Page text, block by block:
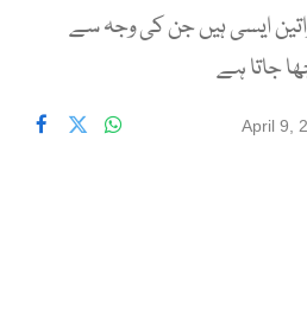
ایسی ہیں جن کی وجہ سے
جاتا ہے
April 9,